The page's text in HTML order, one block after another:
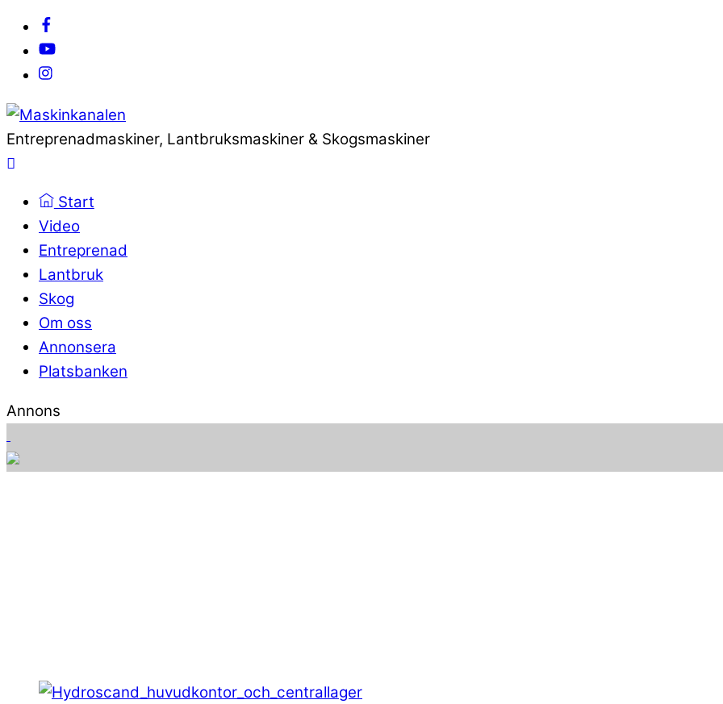
Entreprenadmaskiner, Lantbruksmaskiner & Skogsmaskiner
Start
Video
Entreprenad
Lantbruk
Skog
Om oss
Annonsera
Platsbanken
Annons